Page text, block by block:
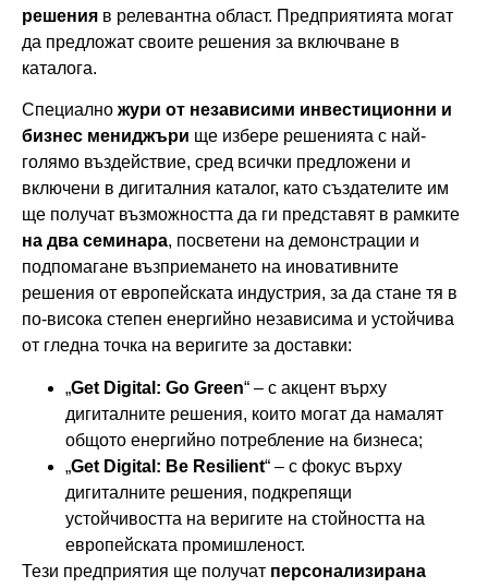
решения в релевантна област. Предприятията могат
да предложат своите решения за включване в
каталога.
Специално жури от независими инвестиционни и
бизнес мениджъри ще избере решенията с най-
голямо въздействие, сред всички предложени и
включени в дигиталния каталог, като създателите им
ще получат възможността да ги представят в рамките
на два семинара, посветени на демонстрации и
подпомагане възприемането на иновативните
решения от европейската индустрия, за да стане тя в
по-висока степен енергийно независима и устойчива
от гледна точка на веригите за доставки:
„Get Digital: Go Green“ – с акцент върху
дигиталните решения, които могат да намалят
общото енергийно потребление на бизнеса;
„Get Digital: Be Resilient“ – с фокус върху
дигиталните решения, подкрепящи
устойчивостта на веригите на стойността на
европейската промишленост.
Тези предприятия ще получат персонализирана